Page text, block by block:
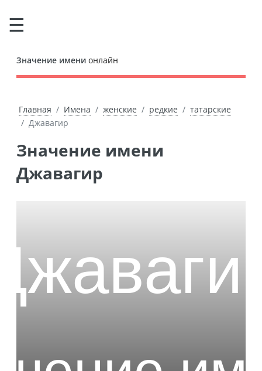
Значение имени онлайн
Главная Имена женские редкие
татарские
Джавагир
Значение имени
Джавагир